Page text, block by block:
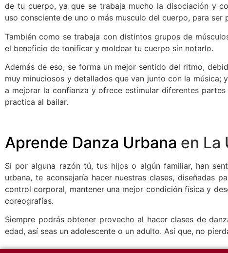
de tu cuerpo, ya que se trabaja mucho la disociación y
uso consciente de uno o más musculo del cuerpo, para
También como se trabaja con distintos grupos de
el beneficio de tonificar y moldear tu cuerpo sin notarlo.
Además de eso, se forma un mejor sentido del ritmo,
muy minuciosos y detallados que van junto con la música;
a mejorar la confianza y ofrece estimular diferentes
practica al bailar.
Aprende Danza Urbana en La
Si por alguna razón tú, tus hijos o algún familiar, han
urbana, te aconsejaría hacer nuestras clases, diseñadas
control corporal, mantener una mejor condición física y
coreografías.
Siempre podrás obtener provecho al hacer clases de
edad, así seas un adolescente o un adulto. Así que, no